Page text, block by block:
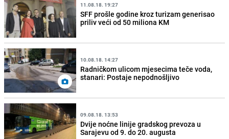
11.08.18. 19:27
SFF prošle godine kroz turizam generisao
priliv veći od 50 miliona KM
10.08.18. 14:27
Radničkom ulicom mjesecima teče voda,
stanari: Postaje nepodnošljivo
09.08.18. 13:53
Dvije noćne linije gradskog prevoza u
Sarajevu od 9. do 20. augusta